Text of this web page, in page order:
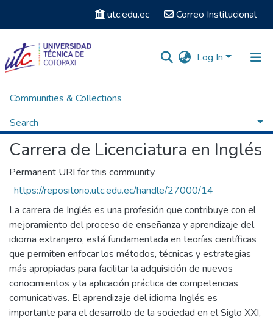
utc.edu.ec Correo Institucional
Log In
Communities & Collections
Search
Home
Carrera de Licenciatura en Inglés
Permanent URI for this community
https://repositorio.utc.edu.ec/handle/27000/14
La carrera de Inglés es una profesión que contribuye con el
mejoramiento del proceso de enseñanza y aprendizaje del
idioma extranjero, está fundamentada en teorías científicas
que permiten enfocar los métodos, técnicas y estrategias
más apropiadas para facilitar la adquisición de nuevos
conocimientos y la aplicación práctica de competencias
comunicativas. El aprendizaje del idioma Inglés es
importante para el desarrollo de la sociedad en el Siglo XXI,